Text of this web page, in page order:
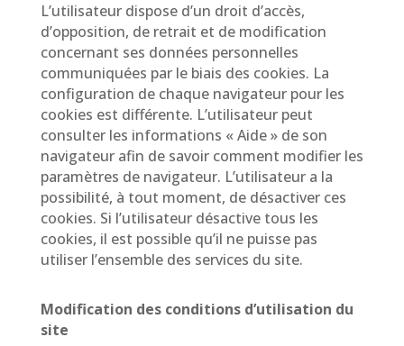
L’utilisateur dispose d’un droit d’accès,
d’opposition, de retrait et de modification
concernant ses données personnelles
communiquées par le biais des cookies. La
configuration de chaque navigateur pour les
cookies est différente. L’utilisateur peut
consulter les informations « Aide » de son
navigateur afin de savoir comment modifier les
paramètres de navigateur. L’utilisateur a la
possibilité, à tout moment, de désactiver ces
cookies. Si l’utilisateur désactive tous les
cookies, il est possible qu’il ne puisse pas
utiliser l’ensemble des services du site.
Modification des conditions d’utilisation du
site